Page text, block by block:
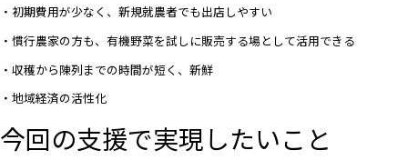
・初期費用が少なく、新規就農者でも出店しやすい
・慣行農家の方も、有機野菜を試しに販売する場として活用できる
・収穫から陳列までの時間が短く、新鮮
・地域経済の活性化
今回の支援で実現したいこと